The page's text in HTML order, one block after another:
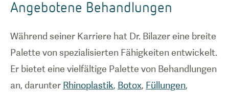
Angebotene Behandlungen
Während seiner Karriere hat Dr. Bilazer eine breite
Palette von spezialisierten Fähigkeiten entwickelt.
Er bietet eine vielfältige Palette von Behandlungen
an, darunter Rhinoplastik, Botox, Füllungen,